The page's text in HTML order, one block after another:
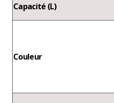
Capacité (L)
Couleur